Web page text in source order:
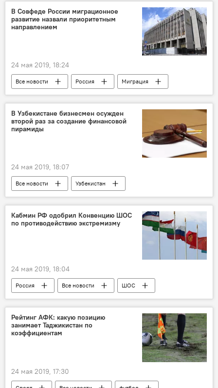
отставки и назначения
В Совфеде России миграционное
развитие назвали приоритетным
направлением
24 мая 2019, 18:24
Все новости Россия
Миграция
Совет Федерации
закон
В Узбекистане бизнесмен осужден
второй раз за создание финансовой
пирамиды
24 мая 2019, 18:07
Все новости
Узбекистан
Центральная Азия
финансы
Кабмин РФ одобрил Конвенцию ШОС
по противодействию экстремизму
24 мая 2019, 18:04
Россия Все новости
ШОС
Правительство России
Рейтинг АФК: какую позицию
занимает Таджикистан по
коэффициентам
24 мая 2019, 17:30